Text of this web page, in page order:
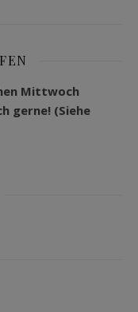
Mittwoch
gerne! (Siehe